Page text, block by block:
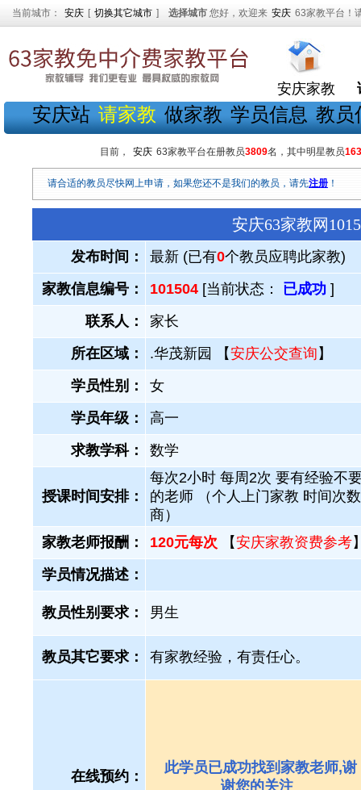
当前城市： 安庆 [ 切换其它城市 ] 选择城市 您好，欢迎来 安庆 63家教平台！
安庆家教
安庆站 请家教 做家教 学员信息 教员
目前， 安庆 63家教平台在册教员3809名，其中明星教员163
请合适的教员尽快网上申请，如果您还不是我们的教员，请先注册 ！
安庆63家教网
发布时间： 最新 (已有0个教员应聘此家教)
家教信息编号：
101504 [当前状态： 已成功 ]
联系人：
家长
所在区域：
.华茂新园 【安庆公交查询 】
学员性别：
女
学员年级：
高一
求教学科：
数学
授课时间安排：
每次2小时 每周2次 要有经验不
的老师 （个人上门家教 时间次
商）
家教老师报酬：
120元每次 【安庆家教资费参考
学员情况描述：
教员性别要求： 男生
教员其它要求： 有家教经验，有责任心。
在线预约：
此学员已成功找到家教老师,谢
谢您的关注